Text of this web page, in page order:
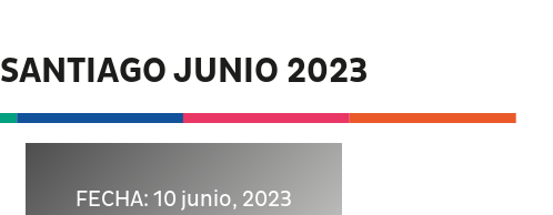
SANTIAGO JUNIO 2023
FECHA: 10 junio, 2023